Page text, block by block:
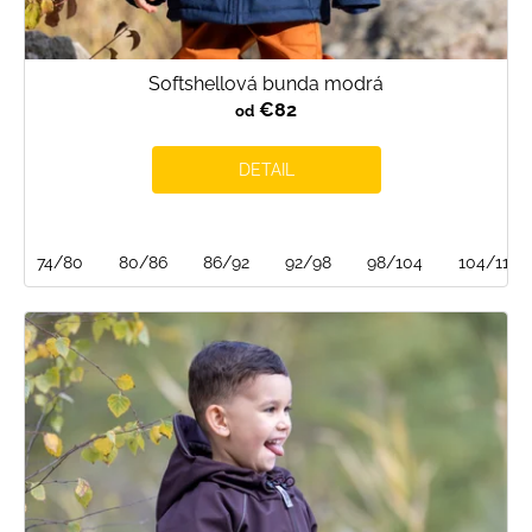
Softshellová bunda modrá
od €82
DETAIL
74/80 80/86 86/92 92/98 98/104 104/110